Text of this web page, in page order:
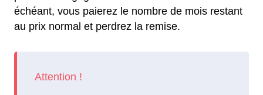
échéant, vous paierez le nombre de mois restant
au prix normal et perdrez la remise.